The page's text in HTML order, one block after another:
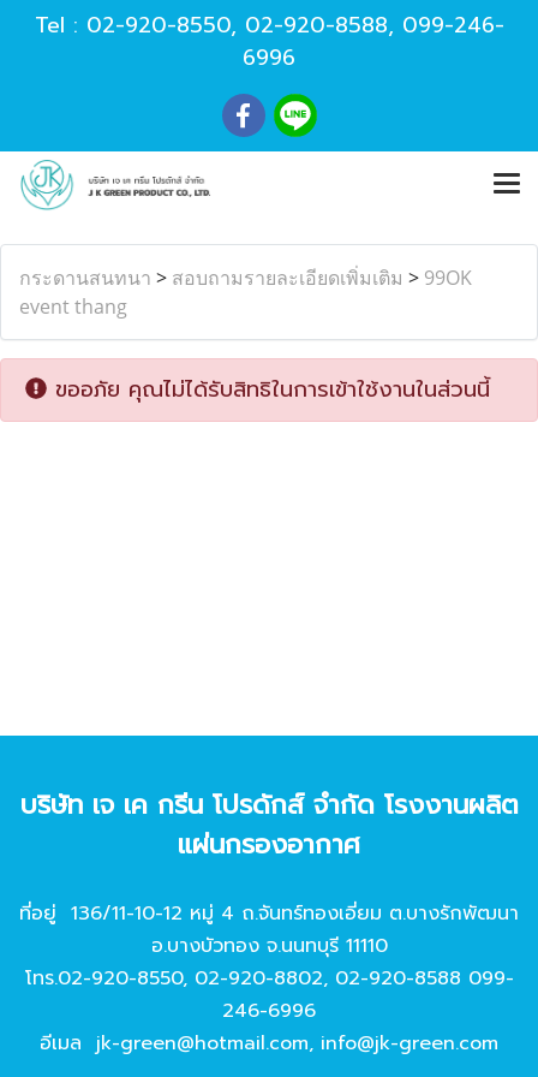
Tel : 02-920-8550, 02-920-8588, 099-246-
6996
กระดานสนทนา > สอบถามรายละเอียดเพิ่มเติม > 99OK
event thang
ขออภัย คุณไม่ได้รับสิทธิในการเข้าใช้งานในส่วนนี้
บริษัท เจ เค กรีน โปรดักส์ จํากัด โรงงานผลิต
แผ่นกรองอากาศ
ที่อยู่ 136/11-10-12 หมู่ 4 ถ.จันทร์ทองเอี่ยม ต.บางรักพัฒนา
อ.บางบัวทอง จ.นนทบุรี 11110
โทร.02-920-8550, 02-920-8802, 02-920-8588 099-
246-6996
อีเมล jk-green@hotmail.com, info@jk-green.com